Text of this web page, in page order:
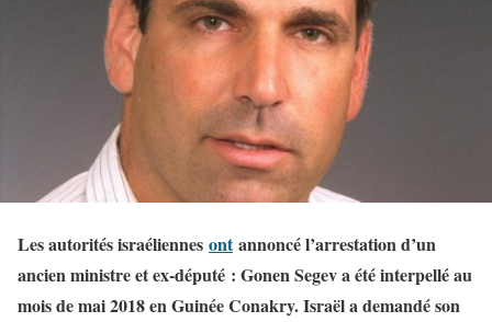
Les autorités israéliennes ontannoncé l’arrestation d’un
ancien ministre et ex-député : Gonen Segev a été interpellé au
mois de mai 2018 en Guinée Conakry. Israël a demandé son